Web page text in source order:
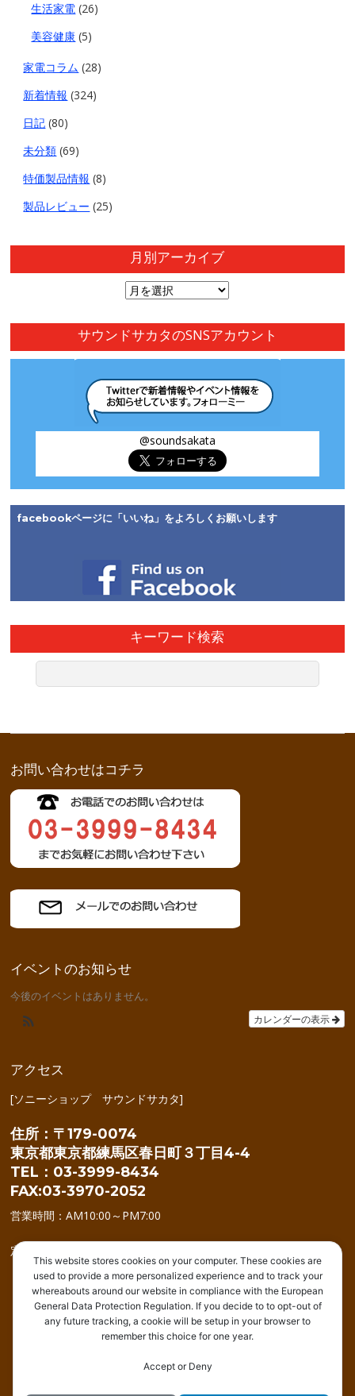
生活家電 (26)
美容健康 (5)
家電コラム (28)
新着情報 (324)
日記 (80)
未分類 (69)
特価製品情報 (8)
製品レビュー (25)
月別アーカイブ
月
ア
カ
イ
ブ
サウンドサカタのSNSアカウント
@soundsakata
facebookページに「いいね」をよろしくお願いします
キーワード検索
お問い合わせはコチラ
イベントのお知らせ
今後のイベントはありません。
カレンダーの表示
アクセス
[ソニーショップ サウンドサカタ]
住所：〒179-0074
東京都東京都練馬区春日町３丁目4-4
TEL：03-3999-8434
FAX:03-3970-2052
営業時間：AM10:00～PM7:00
定休日：年中無休(年始を除く)
商品情報 住宅リフォーム
アウトレット
This website stores cookies on your computer. These cookies are
used to provide a more personalized experience and to track your
whereabouts around our website in compliance with the European
General Data Protection Regulation. If you decide to to opt-out of
any future tracking, a cookie will be setup in your browser to
remember this choice for one year.
Accept or Deny